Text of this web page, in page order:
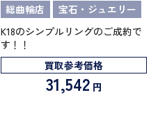
総曲輪店
宝石・ジュエリー
K18のシンプルリングのご成約で
す！！
買取参考価格
31,542 円